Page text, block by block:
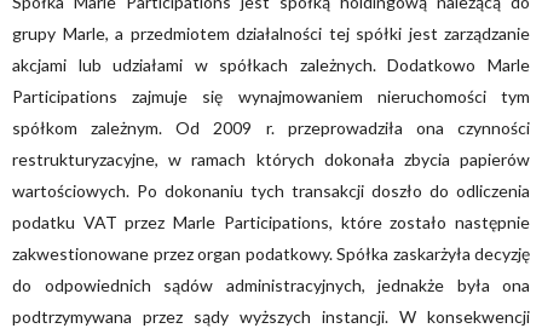
grupy Marle, a przedmiotem działalności tej spółki jest zarządzanie
akcjami lub udziałami w spółkach zależnych. Dodatkowo Marle
Participations zajmuje się wynajmowaniem nieruchomości tym
spółkom zależnym. Od 2009 r. przeprowadziła ona czynności
restrukturyzacyjne, w ramach których dokonała zbycia papierów
wartościowych. Po dokonaniu tych transakcji doszło do odliczenia
podatku VAT przez Marle Participations, które zostało następnie
zakwestionowane przez organ podatkowy. Spółka zaskarżyła decyzję
do odpowiednich sądów administracyjnych, jednakże była ona
podtrzymywana przez sądy wyższych instancji. W konsekwencji